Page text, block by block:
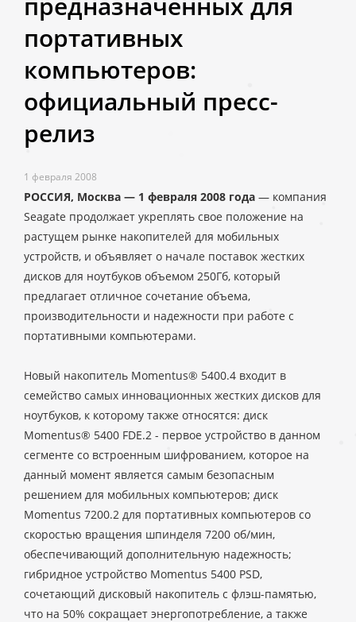
портативных
компьютеров:
официальный пресс-
релиз
1 февраля 2008
РОССИЯ, Москва — 1 февраля 2008 года — компания
Seagate продолжает укреплять свое положение на
растущем рынке накопителей для мобильных
устройств, и объявляет о начале поставок жестких
дисков для ноутбуков объемом 250Гб, который
предлагает отличное сочетание объема,
производительности и надежности при работе с
портативными компьютерами.
Новый накопитель Momentus® 5400.4 входит в
семейство самых инновационных жестких дисков для
ноутбуков, к которому также относятся: диск
Momentus® 5400 FDE.2 - первое устройство в данном
сегменте со встроенным шифрованием, которое на
данный момент является самым безопасным
решением для мобильных компьютеров; диск
Momentus 7200.2 для портативных компьютеров со
скоростью вращения шпинделя 7200 об/мин,
обеспечивающий дополнительную надежность;
гибридное устройство Momentus 5400 PSD,
сочетающий дисковый накопитель с флэш-памятью,
что на 50% сокращает энергопотребление, а также